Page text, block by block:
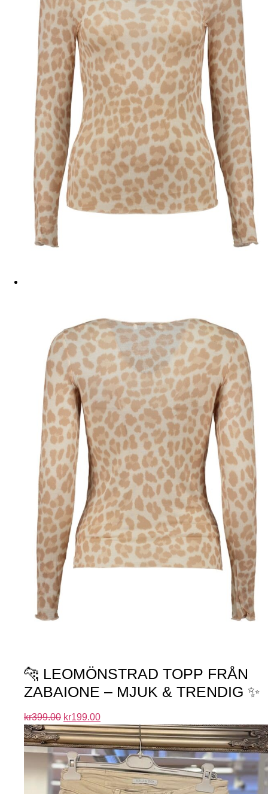
🐆 LEOMÖNSTRAD TOPP FRÅN
ZABAIONE – MJUK & TRENDIG ✨
kr399.00 kr199.00